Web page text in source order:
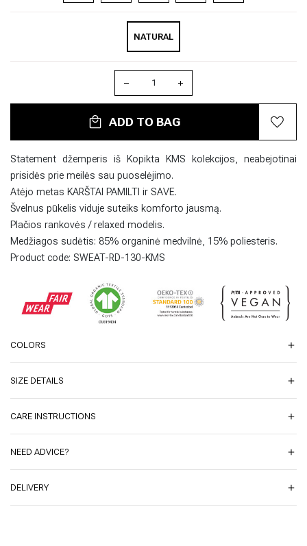
NATURAL
ADD TO BAG
Statement džemperis iš Kopikta KMS kolekcijos, neabejotinai
prisidės prie meilės sau puoselėjimo.
Atėjo metas KARŠTAI PAMILTI ir SAVE.
Švelnus pūkelis viduje suteiks komforto jausmą.
Plačios rankovės / relaxed modelis.
Medžiagos sudėtis: 85% organinė medvilnė, 15% poliesteris.
Product code: SWEAT-RD-130-KMS
COLORS
SIZE DETAILS
CARE INSTRUCTIONS
NEED ADVICE?
DELIVERY